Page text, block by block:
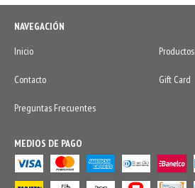
NAVEGACIÓN
Inicio
Productos
Contacto Gift Card
Preguntas Frecuentes
MEDIOS DE PAGO